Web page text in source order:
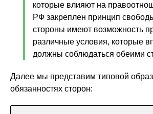
которые влияют на
РФ закреплен принцип
стороны имеют возможность
различные условия, которые
должны соблюдаться обеими
Далее мы представим типовой
обязанностях сторон: